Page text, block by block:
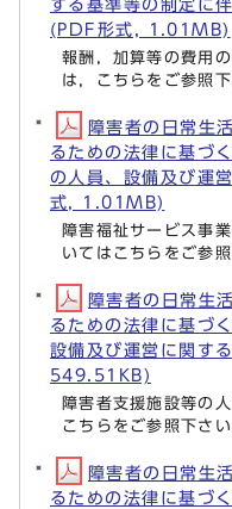
する基準等の制定に
(PDF形式, 1.01MB)
報酬，加算等の費用
は，こちらをご参照下
障害者の日常生
るための法律に基づ
の人員、設備及び運
式, 1.01MB)
障害福祉サービス事
いてはこちらをご参照
障害者の日常生
るための法律に基づ
設備及び運営に関す
549.51KB)
障害者支援施設等の
こちらをご参照下さい
障害者の日常生
るための法律に基づ